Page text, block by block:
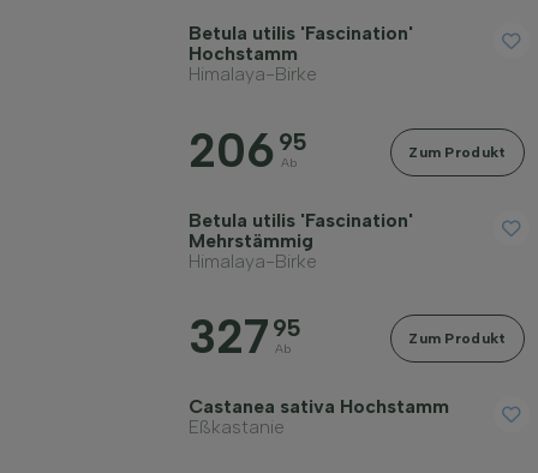
Betula utilis 'Fascination'
Hochstamm
Himalaya-Birke
206 95
Ab
Zum Produkt
Betula utilis 'Fascination'
Mehrstämmig
Himalaya-Birke
327 95
Ab
Zum Produkt
Castanea sativa Hochstamm
Eßkastanie